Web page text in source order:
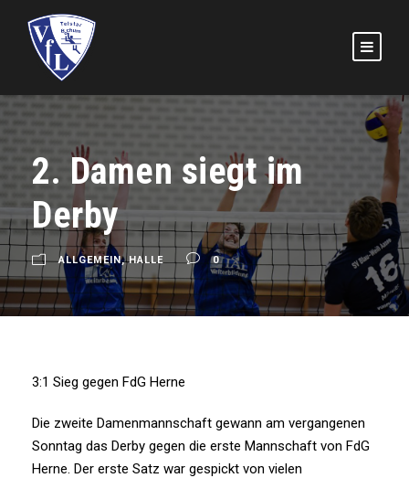
2. Damen siegt im
Derby
ALLGEMEIN, HALLE 0
3:1 Sieg gegen FdG Herne
Die zweite Damenmannschaft gewann am vergangenen
Sonntag das Derby gegen die erste Mannschaft von FdG
Herne. Der erste Satz war gespickt von vielen